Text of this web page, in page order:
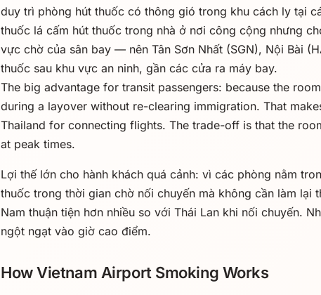
duy trì phòng hút thuốc có thông gió trong khu cách ly tại
thuốc lá cấm hút thuốc trong nhà ở nơi công cộng nhưng
vực chờ của sân bay — nên Tân Sơn Nhất (SGN), Nội Bài
thuốc sau khu vực an ninh, gần các cửa ra máy bay.
The big advantage for transit passengers: because the
during a layover without re-clearing immigration. That
Thailand for connecting flights. The trade-off is that the
at peak times.
Lợi thế lớn cho hành khách quá cảnh: vì các phòng nằm
thuốc trong thời gian chờ nối chuyến mà không cần làm lại
Nam thuận tiện hơn nhiều so với Thái Lan khi nối chuyến.
ngột ngạt vào giờ cao điểm.
How Vietnam Airport Smoking Works